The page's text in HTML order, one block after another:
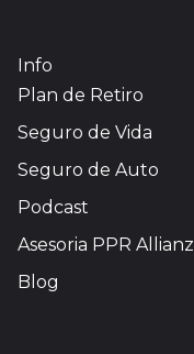
Info
Plan de Retiro
Seguro de Vida
Seguro de Auto
Podcast
Asesoria PPR Allianz
Blog